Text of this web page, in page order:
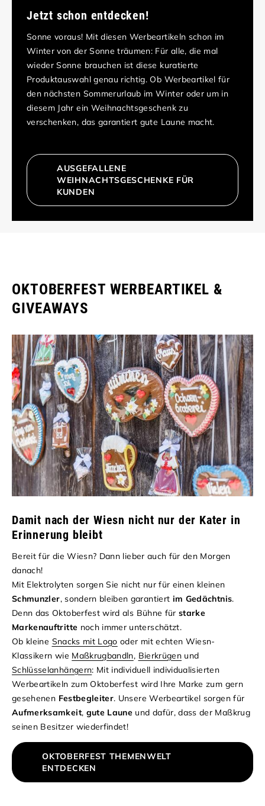
Jetzt schon entdecken!
Sonne voraus! Mit diesen Werbeartikeln schon im
Winter von der Sonne träumen: Für alle, die mal
wieder Sonne brauchen ist diese kuratierte
Produktauswahl genau richtig. Ob Werbeartikel für
den nächsten Sommerurlaub im Winter oder um in
diesem Jahr ein Weihnachtsgeschenk zu
verschenken, das garantiert gute Laune macht.
AUSGEFALLENE
WEIHNACHTSGESCHENKE FÜR
KUNDEN
OKTOBERFEST WERBEARTIKEL &
GIVEAWAYS
Damit nach der Wiesn nicht nur der Kater in
Erinnerung bleibt
Bereit für die Wiesn? Dann lieber auch für den Morgen
danach!
Mit Elektrolyten sorgen Sie nicht nur für einen kleinen
Schmunzler, sondern bleiben garantiert im Gedächtnis.
Denn das Oktoberfest wird als Bühne fürstarke
Markenauftritte noch immer unterschätzt.
Ob kleine Snacks mit Logo oder mit echten Wiesn-
Klassikern wie Maßkrugbandln, Bierkrügen und
Schlüsselanhängern: Mit individuell individualisierten
Werbeartikeln zum Oktoberfest wird Ihre Marke zum gern
gesehenen Festbegleiter. Unsere Werbeartikel sorgen für
Aufmerksamkeit, gute Laune und dafür, dass der Maßkrug
seinen Besitzer wiederfindet!
OKTOBERFEST THEMENWELT
ENTDECKEN